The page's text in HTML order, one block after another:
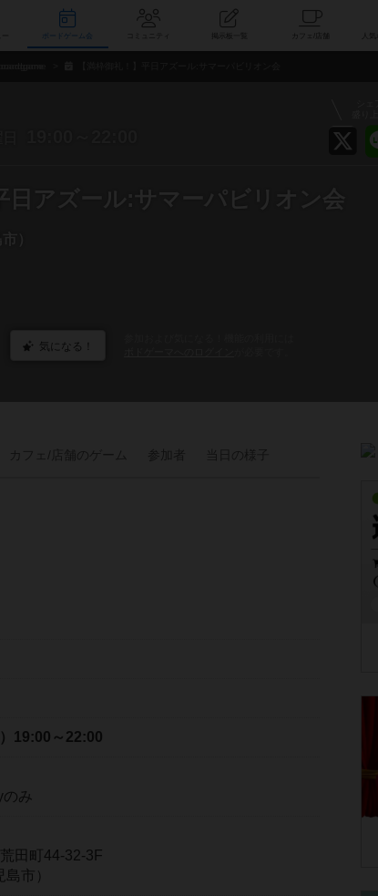
新着レビュー コミュニティ
日アズール:サマーパビリオン会
）
気になる！
19:00～22:00
のみ
田町44-32-3F
市）